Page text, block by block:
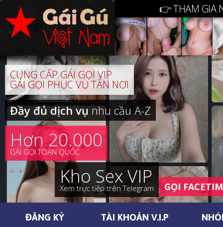
👉 THAM GIA
CUNG CẤP GÁI GỌI VIP
GÁI GỌI PHỤC VỤ TẬN NƠI
Đầy đủ dịch vụnhu cầu A-Z
Hơn 20.000
GÁI GỌI TOÀN QUỐC
Kho Sex VIP
Xem trực tiếp trên Telegram GỌI
ĐĂNG KÝ TÀI KHOẢN V.I.P